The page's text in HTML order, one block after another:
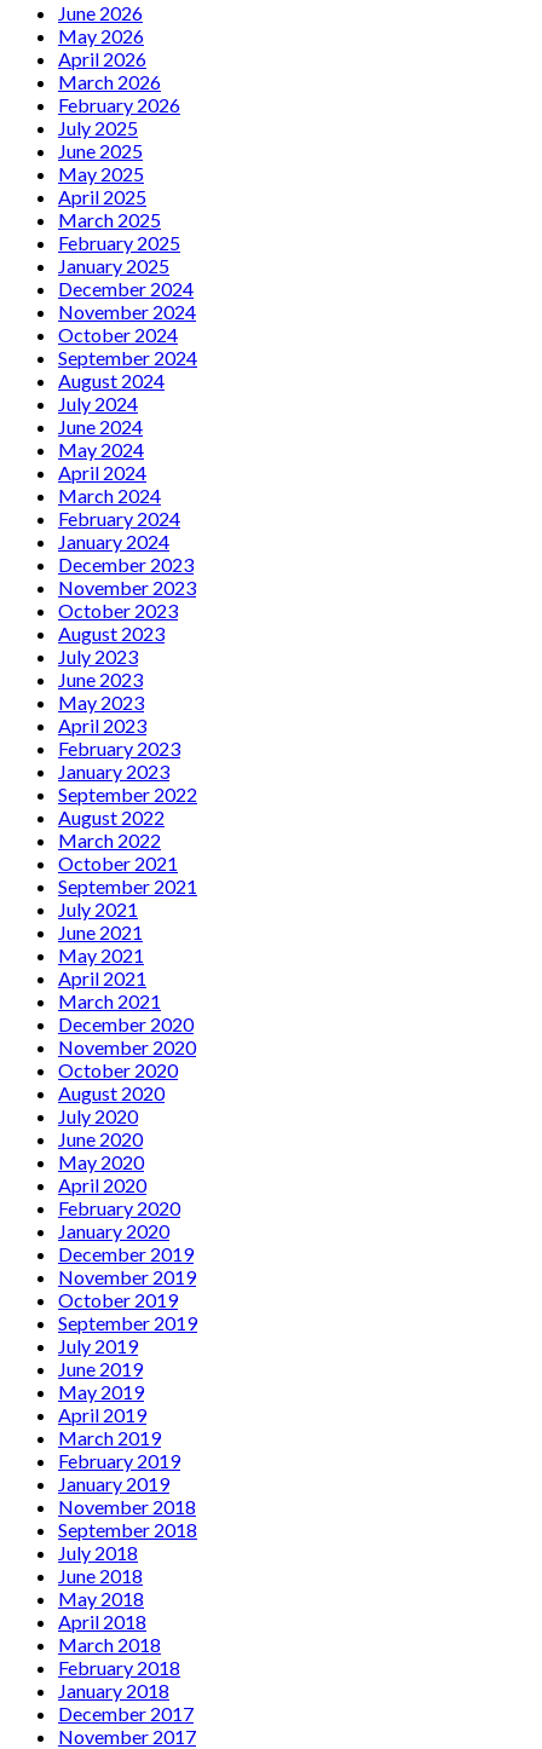
June 2026
May 2026
April 2026
March 2026
February 2026
July 2025
June 2025
May 2025
April 2025
March 2025
February 2025
January 2025
December 2024
November 2024
October 2024
September 2024
August 2024
July 2024
June 2024
May 2024
April 2024
March 2024
February 2024
January 2024
December 2023
November 2023
October 2023
August 2023
July 2023
June 2023
May 2023
April 2023
February 2023
January 2023
September 2022
August 2022
March 2022
October 2021
September 2021
July 2021
June 2021
May 2021
April 2021
March 2021
December 2020
November 2020
October 2020
August 2020
July 2020
June 2020
May 2020
April 2020
February 2020
January 2020
December 2019
November 2019
October 2019
September 2019
July 2019
June 2019
May 2019
April 2019
March 2019
February 2019
January 2019
November 2018
September 2018
July 2018
June 2018
May 2018
April 2018
March 2018
February 2018
January 2018
December 2017
November 2017